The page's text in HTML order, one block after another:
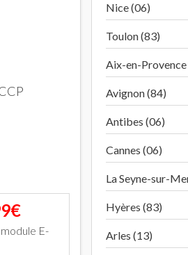
E-
Nice (06)
Toulon (83)
Aix-en-Provence
Avignon (84)
Antibes (06)
Cannes (06)
La Seyne-sur-
Hyères (83)
Arles (13)